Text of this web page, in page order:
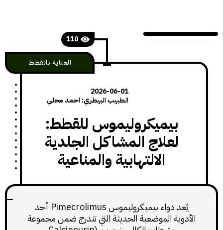
110
العناية بالقطط
الطبيب البيطري: احمد محلي
بيميكروليموس للقطط:
لعلاج المشاكل الجلدية
الالتهابية والمناعية
يُعد دواء بيميكروليموس Pimecrolimus أحد
الموضعية الحديثة التي تندرج ضمن مجموعة